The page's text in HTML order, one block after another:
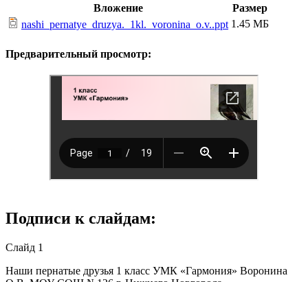
Вложение
Размер
nashi_pernatye_druzya._1kl._voronina_o.v..ppt 1.45 МБ
Предварительный просмотр:
Подписи к слайдам:
Слайд 1
Наши пернатые друзья 1 класс УМК «Гармония» Воронина